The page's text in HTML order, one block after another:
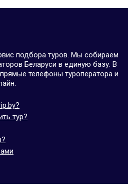
подбора туров. Мы собираем
Беларуси в единую базу. В
телефоны туроператора и
тур?